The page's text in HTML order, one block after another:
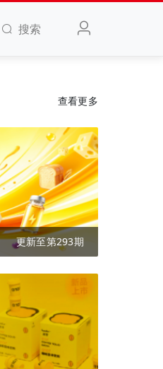
搜索
查看更多
更新至第293期